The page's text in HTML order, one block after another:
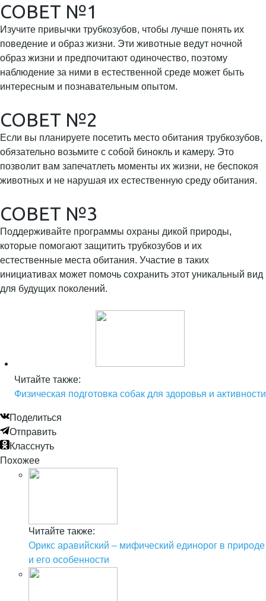
СОВЕТ №1
Изучите привычки трубкозубов, чтобы лучше понять их
поведение и образ жизни. Эти животные ведут ночной
образ жизни и предпочитают одиночество, поэтому
наблюдение за ними в естественной среде может быть
интересным и познавательным опытом.
СОВЕТ №2
Если вы планируете посетить место обитания трубкозубов,
обязательно возьмите с собой бинокль и камеру. Это
позволит вам запечатлеть моменты их жизни, не беспокоя
животных и не нарушая их естественную среду обитания.
СОВЕТ №3
Поддерживайте программы охраны дикой природы,
которые помогают защитить трубкозубов и их
естественные места обитания. Участие в таких
инициативах может помочь сохранить этот уникальный вид
для будущих поколений.
Читайте также:
Физическая подготовка собак для здоровья и активности
Поделиться
Отправить
Класснуть
Похожее
Читайте также:
Орикс аравийский – мифический единорог в природе
и его особенности